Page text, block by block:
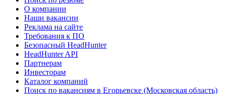
О компании
Наши вакансии
Реклама на сайте
Требования к ПО
Безопасный HeadHunter
HeadHunter API
Партнерам
Инвесторам
Каталог компаний
Поиск по вакансиям в Егорьевске (Московская область)